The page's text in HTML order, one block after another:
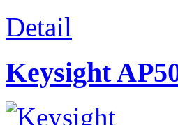
Detail
Keysight